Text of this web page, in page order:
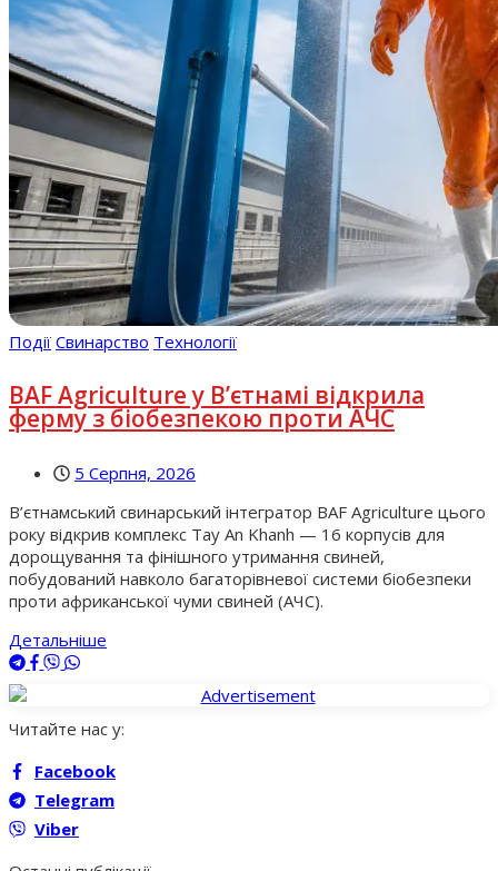
Події Свинарство Технології
BAF Agriculture у В’єтнамі відкрила
ферму з біобезпекою проти АЧС
5 Серпня, 2026
В’єтнамський свинарський інтегратор BAF Agriculture цього
року відкрив комплекс Tay An Khanh — 16 корпусів для
дорощування та фінішного утримання свиней,
побудований навколо багаторівневої системи біобезпеки
проти африканської чуми свиней (АЧС).
Детальніше
Читайте нас у:
Facebook
Telegram
Viber